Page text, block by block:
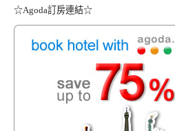
☆Agoda訂房連結☆